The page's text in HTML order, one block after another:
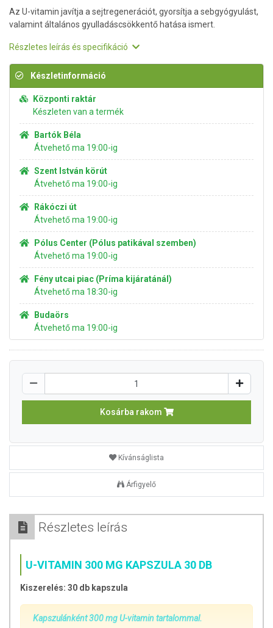
Az U-vitamin javítja a sejtregenerációt, gyorsítja a sebgyógyulást,
valamint általános gyulladáscsökkentő hatása ismert.
Részletes leírás és specifikáció
Készletinformáció
Központi raktár
Készleten van a termék
Bartók Béla
Átvehető ma 19:00-ig
Szent István körút
Átvehető ma 19:00-ig
Rákóczi út
Átvehető ma 19:00-ig
Pólus Center (Pólus patikával szemben)
Átvehető ma 19:00-ig
Fény utcai piac (Príma kijáratánál)
Átvehető ma 18:30-ig
Budaörs
Átvehető ma 19:00-ig
Kosárba rakom
Kívánságlista
Árfigyelő
Részletes leírás
U-VITAMIN 300 MG KAPSZULA 30 DB
Kiszerelés: 30 db kapszula
Kapszulánként 300 mg U-vitamin tartalommal.